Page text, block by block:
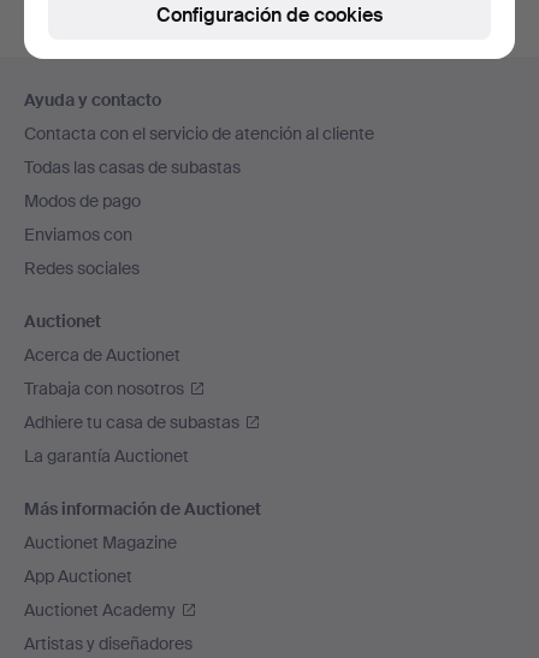
en
el
pie
de
página
Ayuda y contacto
Contacta con el servicio de atención al cliente
Todas las casas de subastas
Modos de pago
Enviamos con
Redes sociales
Auctionet
Acerca de Auctionet
Trabaja con nosotros
Adhiere tu casa de subastas
La garantía Auctionet
Más información de Auctionet
Auctionet Magazine
App Auctionet
Auctionet Academy
Artistas y diseñadores
Configuración de cookies